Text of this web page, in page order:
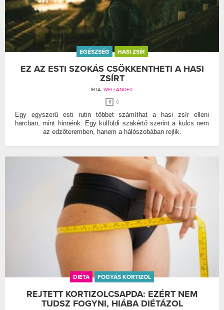
EGÉSZSÉG HASI ZSÍR
EZ AZ ESTI SZOKÁS CSÖKKENTHETI A HASI
ZSÍRT
ÍRTA: WELLANDFIT
0
Egy egyszerű esti rutin többet számíthat a hasi zsír elleni
harcban, mint hinnénk. Egy külföldi szakértő szerint a kulcs nem
az edzőteremben, hanem a hálószobában rejlik.
DIÉTA FOGYÁS KORTIZOL
REJTETT KORTIZOLCSAPDA: EZÉRT NEM
TUDSZ FOGYNI, HIÁBA DIÉTÁZOL